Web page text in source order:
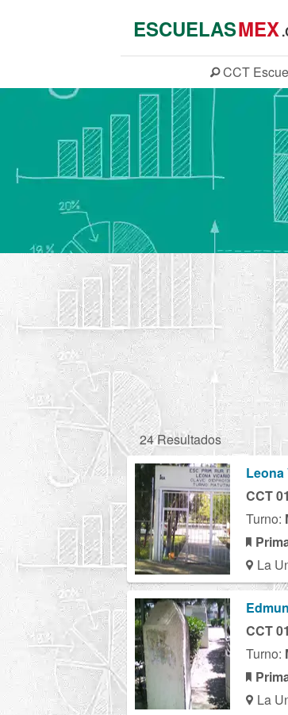
ESCUELASMEX
CCT
24 Resultados
Leona
CCT
Turno:
La
CCT
Turno:
La